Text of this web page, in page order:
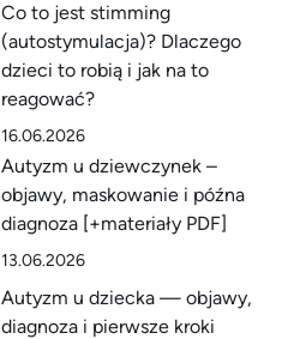
Co to jest stimming
(autostymulacja)? Dlaczego
dzieci to robią i jak na to
reagować?
16.06.2026
Autyzm u dziewczynek –
objawy, maskowanie i późna
diagnoza [+materiały PDF]
13.06.2026
Autyzm u dziecka — objawy,
diagnoza i pierwsze kroki